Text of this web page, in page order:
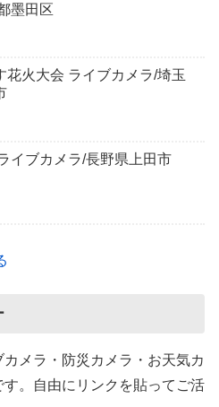
墨田区
花火大会 ライブカメラ/埼玉
イブカメラ/長野県上田市
メラ・防災カメラ・お天気カ
す。自由にリンクを貼ってご活